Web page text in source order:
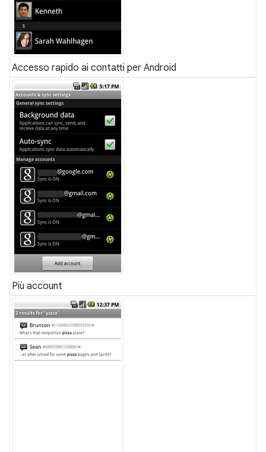
Accesso rapido ai contatti per Android
Più account